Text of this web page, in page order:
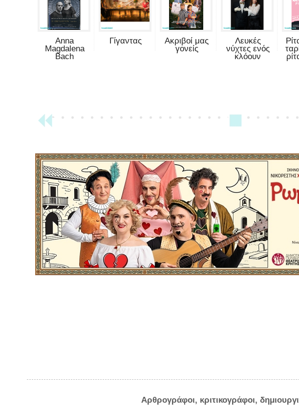
Anna
Magdalena
Bach
Γίγαντας
Ακριβοί μας
γονείς
Λευκές
νύχτες ενός
κλόουν
Αρθρογράφοι, κριτικογράφοι,